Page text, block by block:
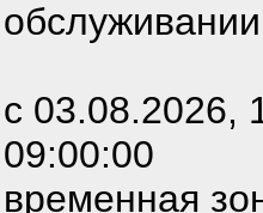
с 03.08.2026,
09:00:00
временная
на
для